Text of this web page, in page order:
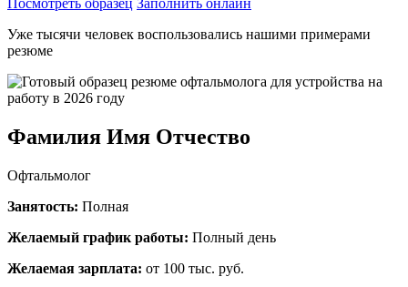
Уже тысячи человек воспользовались нашими примерами
резюме
Фамилия Имя Отчество
Офтальмолог
Занятость: Полная
Желаемый график работы: Полный день
Желаемая зарплата: от 100 тыс. руб.